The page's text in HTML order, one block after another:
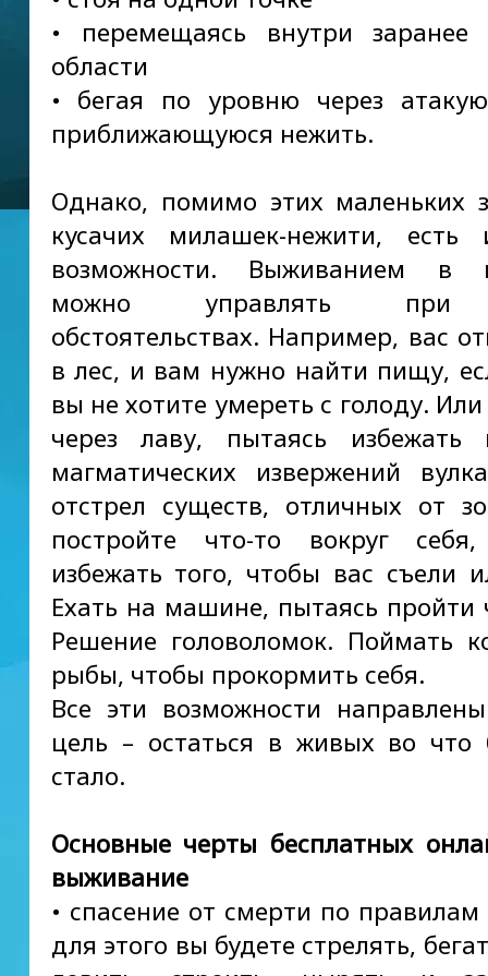
• перемещаясь внутри заранее
области
• бегая по уровню через
приближающуюся нежить.
Однако, помимо этих маленьких
кусачих милашек-нежити, есть
возможности. Выживанием в
можно управлять при
обстоятельствах. Например, вас
в лес, и вам нужно найти пищу,
вы не хотите умереть с голоду.
через лаву, пытаясь избежать
магматических извержений
отстрел существ, отличных от
постройте что-то вокруг
избежать того, чтобы вас съели
Ехать на машине, пытаясь пройти
Решение головоломок. Поймать
рыбы, чтобы прокормить себя.
Все эти возможности
цель – остаться в живых во
стало.
Основные черты бесплатных
выживание
• спасение от смерти по
для этого вы будете стрелять,